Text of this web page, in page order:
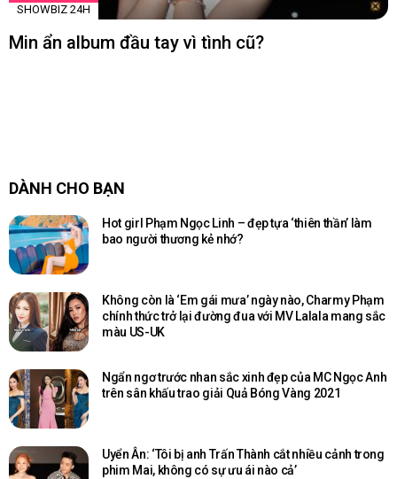
SHOWBIZ 24H
Min ẩn album đầu tay vì tình cũ?
DÀNH CHO BẠN
Hot girl Phạm Ngọc Linh – đẹp tựa ‘thiên thần’ làm
bao người thương kẻ nhớ?
Không còn là ‘Em gái mưa’ ngày nào, Charmy Phạm
chính thức trở lại đường đua với MV Lalala mang sắc
màu US-UK
Ngẩn ngơ trước nhan sắc xinh đẹp của MC Ngọc Anh
trên sân khấu trao giải Quả Bóng Vàng 2021
Uyển Ân: ‘Tôi bị anh Trấn Thành cắt nhiều cảnh trong
phim Mai, không có sự ưu ái nào cả’